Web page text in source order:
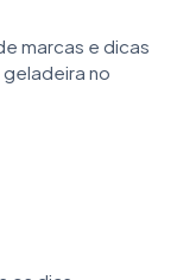
marcas e dicas
no